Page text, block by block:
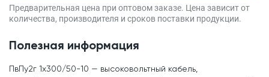
Предварительная цена при оптовом заказе. Цена зависит от
количества, производителя и сроков поставки продукции.
Полезная информация
ПвПу2г 1x300/50-10 — высоковольтный кабель,